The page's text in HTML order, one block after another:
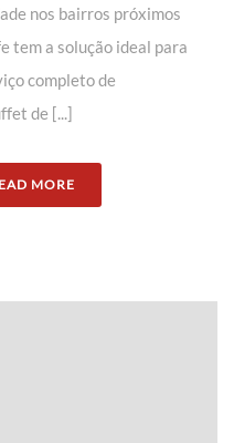
nos bairros próximos
tem a solução ideal para
completo de
de [...]
MORE